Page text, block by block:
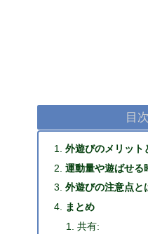
目次
外遊びのメリット
運動量や遊ばせる
外遊びの注意点と
まとめ
共有: